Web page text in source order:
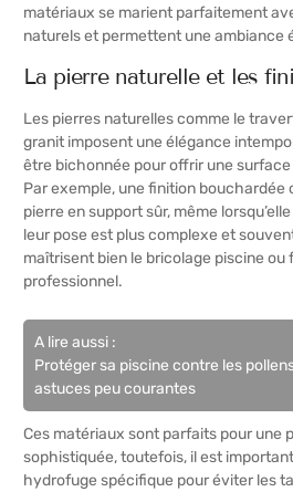
matériaux se marient parfaitement
naturels et permettent une ambiance
La pierre naturelle et les
Les pierres naturelles comme le
granit imposent une élégance
être bichonnée pour offrir une
Par exemple, une finition bouchardée
pierre en support sûr, même
leur pose est plus complexe et
maîtrisent bien le bricolage piscine ou
professionnel.
A lire aussi :
Protéger sa piscine contre les
astuces peu courantes
Ces matériaux sont parfaits pour une
sophistiquée, toutefois, il est
hydrofuge spécifique pour éviter les